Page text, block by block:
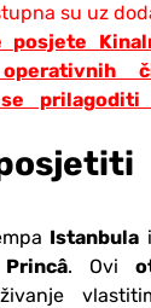
su uz
posjete
prilagoditi
Istanbula
. Ovi